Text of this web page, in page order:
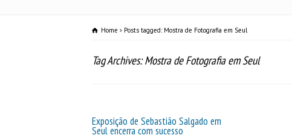
Home Posts tagged: Mostra de Fotografia em Seul
Tag Archives: Mostra de Fotografia em Seul
Exposição de Sebastião Salgado em
Seul encerra com sucesso